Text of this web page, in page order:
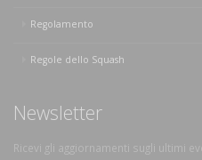
Regolamento
Regole dello Squash
Newsletter
Ricevi gli aggiornamenti sugli ultimi